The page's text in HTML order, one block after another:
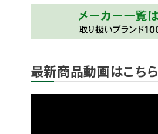
最新商品動画はこちら